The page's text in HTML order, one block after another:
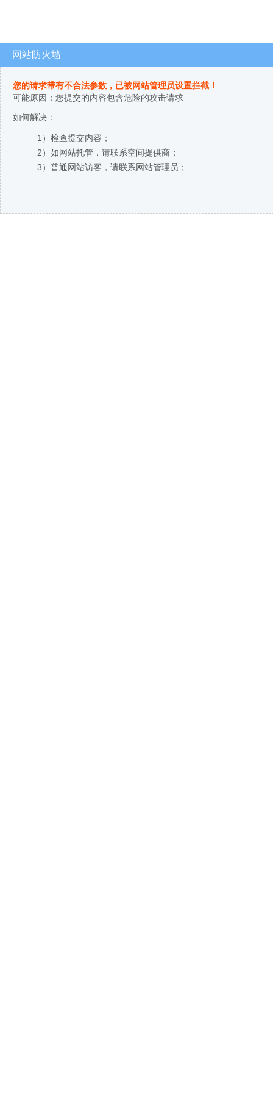
网站防火墙
您的请求带有不合法参数，已被网站管理员设置拦截！
可能原因：您提交的内容包含危险的攻击请求
如何解决：
1）检查提交内容；
2）如网站托管，请联系空间提供商；
3）普通网站访客，请联系网站管理员；